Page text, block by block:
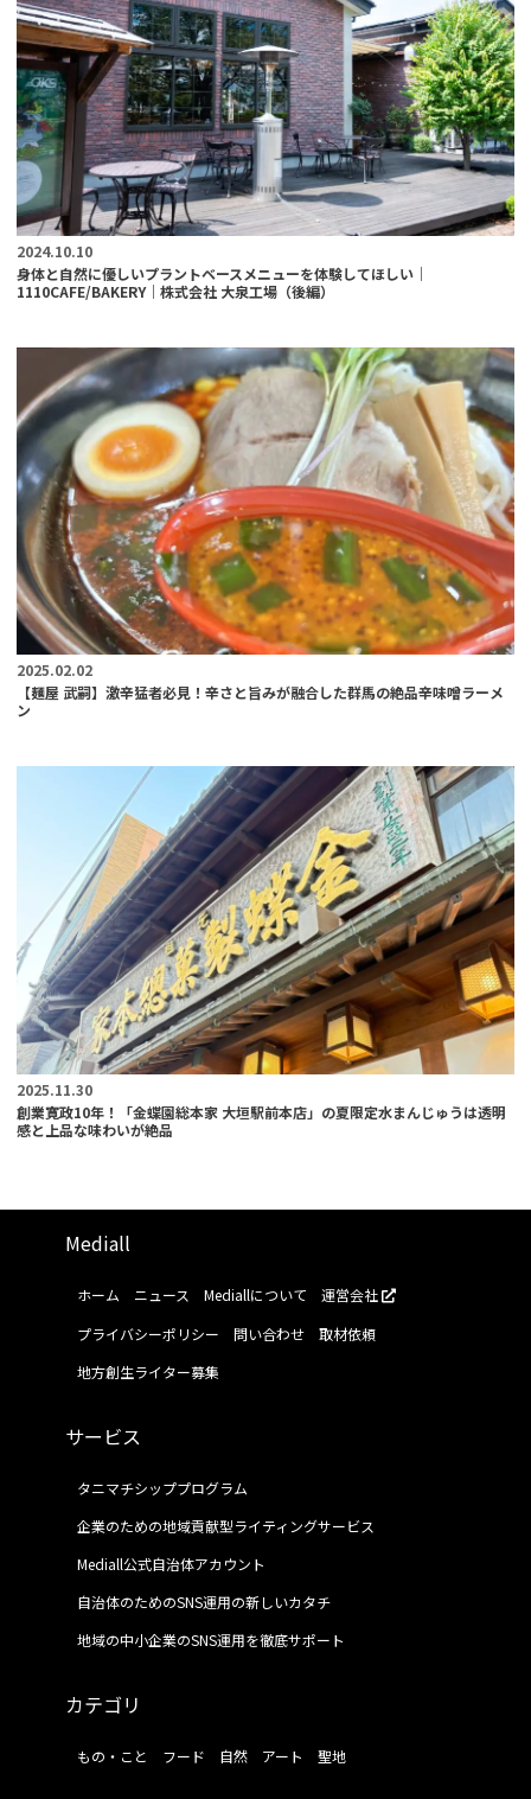
2024.10.10
身体と自然に優しいプラントベースメニューを体験してほしい｜
1110CAFE/BAKERY｜株式会社 大泉工場（後編）
2025.02.02
【麺屋 武嗣】激辛猛者必見！辛さと旨みが融合した群馬の絶品辛味噌ラーメ
ン
2025.11.30
創業寛政10年！「金蝶園総本家 大垣駅前本店」の夏限定水まんじゅうは透明
感と上品な味わいが絶品
Mediall
ホーム ニュース Mediallについて
運営会社
プライバシーポリシー
問い合わせ
取材依頼
地方創生ライター募集
サービス
タニマチシッププログラム
企業のための地域貢献型ライティングサービス
Mediall公式自治体アカウント
自治体のためのSNS運用の新しいカタチ
地域の中小企業のSNS運用を徹底サポート
カテゴリ
もの・こと フード 自然 アート 聖地